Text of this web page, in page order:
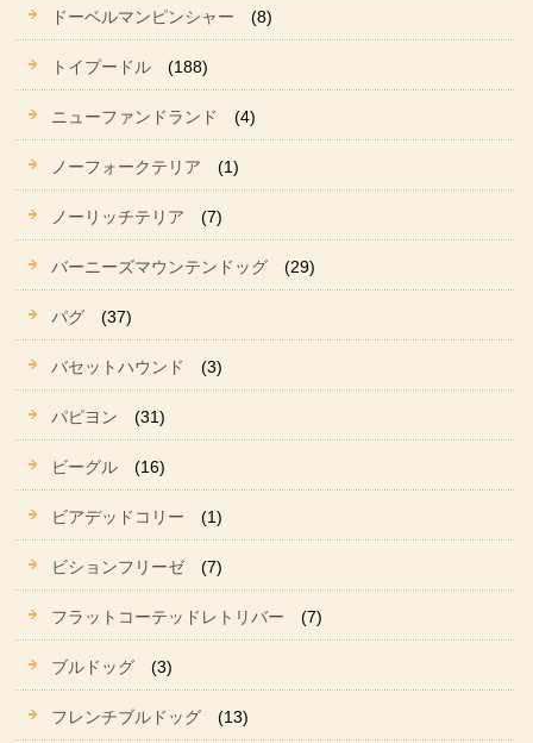
ドーベルマンピンシャー (8)
トイプードル (188)
ニューファンドランド (4)
ノーフォークテリア (1)
ノーリッチテリア (7)
バーニーズマウンテンドッグ (29)
パグ (37)
バセットハウンド (3)
パピヨン (31)
ビーグル (16)
ビアデッドコリー (1)
ビションフリーゼ (7)
フラットコーテッドレトリバー (7)
ブルドッグ (3)
フレンチブルドッグ (13)